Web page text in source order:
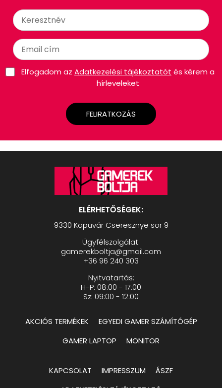
Elfogadom az Adatkezelési tájékoztatót és kérem a
hírleveleket
FELIRATKOZÁS
ELÉRHETŐSÉGEK:
9330 Kapuvár Cseresznye sor 9
Ügyfélszolgálat:
gamerekboltja@gmail.com
+36 96 240 303
Nyitvatartás:
H-P: 08:00 - 17:00
Sz: 09:00 - 12:00
AKCIÓS TERMÉKEK
EGYEDI GAMER SZÁMÍTÓGÉP
GAMER LAPTOP
MONITOR
KAPCSOLAT IMPRESSZUM
ÁSZF